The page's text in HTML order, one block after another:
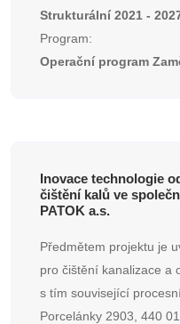
Strukturální 2021 -
Program:
Operační program
Inovace technologie
čištění kalů ve
PATOK a.s.
Předmětem projektu je
pro čištění kanalizace a
s tím související
Porcelánky 2903, 440